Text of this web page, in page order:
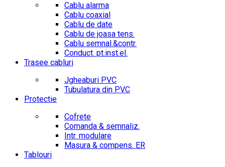
Cablu alarma
Cablu coaxial
Cablu de date
Cablu de joasa tens.
Cablu semnal.&contr.
Conduct. pt.inst.el.
Trasee cabluri
Jgheaburi PVC
Tubulatura din PVC
Protectie
Cofrete
Comanda & semnaliz.
Intr. modulare
Masura & compens. ER
Tablouri